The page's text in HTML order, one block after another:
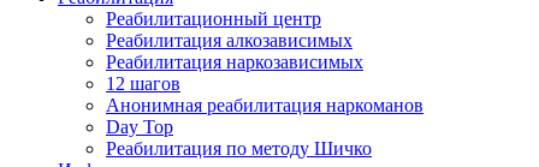
Реабилитационный центр
Реабилитация алкозависимых
Реабилитация наркозависимых
12 шагов
Анонимная реабилитация наркоманов
Day Top
Реабилитация по методу Шичко